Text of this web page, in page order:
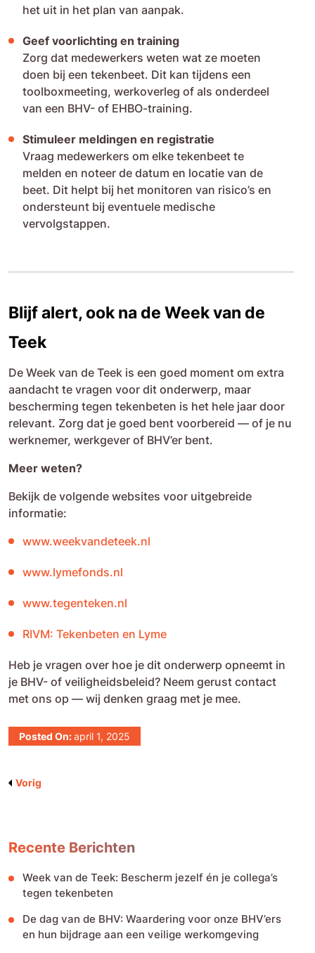
het uit in het plan van aanpak.
Geef voorlichting en training
Zorg dat medewerkers weten wat ze moeten
doen bij een tekenbeet. Dit kan tijdens een
toolboxmeeting, werkoverleg of als onderdeel
van een BHV- of EHBO-training.
Stimuleer meldingen en registratie
Vraag medewerkers om elke tekenbeet te
melden en noteer de datum en locatie van de
beet. Dit helpt bij het monitoren van risico’s en
ondersteunt bij eventuele medische
vervolgstappen.
Blijf alert, ook na de Week van de
Teek
De Week van de Teek is een goed moment om extra
aandacht te vragen voor dit onderwerp, maar
bescherming tegen tekenbeten is het hele jaar door
relevant. Zorg dat je goed bent voorbereid — of je nu
werknemer, werkgever of BHV’er bent.
Meer weten?
Bekijk de volgende websites voor uitgebreide
informatie:
www.weekvandeteek.nl
www.lymefonds.nl
www.tegenteken.nl
RIVM: Tekenbeten en Lyme
Heb je vragen over hoe je dit onderwerp opneemt in
je BHV- of veiligheidsbeleid? Neem gerust contact
met ons op — wij denken graag met je mee.
Posted On:april 1, 2025
Bericht
Vorig
Recente Berichten
Week van de Teek: Bescherm jezelf én je collega’s
tegen tekenbeten
De dag van de BHV: Waardering voor onze BHV’ers
en hun bijdrage aan een veilige werkomgeving